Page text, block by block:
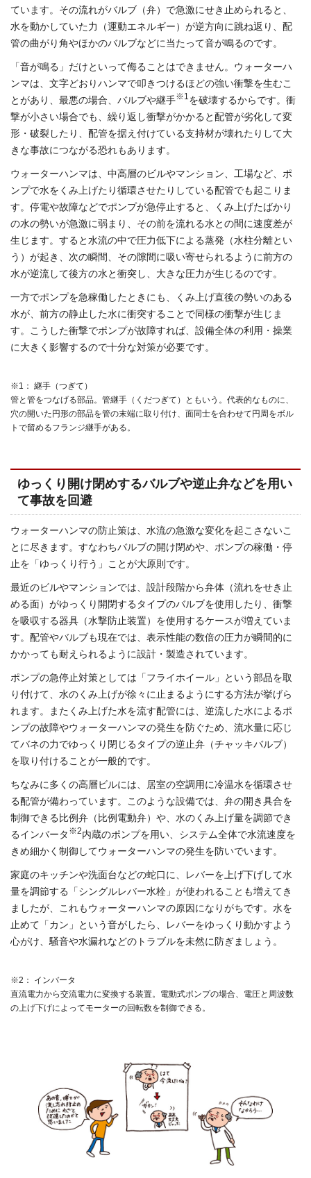
ています。その流れがバルブ（弁）で急激にせき止められると、
水を動かしていた力（運動エネルギー）が逆方向に跳ね返り、配
管の曲がり角やほかのバルブなどに当たって音が鳴るのです。
「音が鳴る」だけといって侮ることはできません。ウォーターハ
ンマは、文字どおりハンマで叩きつけるほどの強い衝撃を生むこ
とがあり、最悪の場合、バルブや継手※1を破壊するからです。衝
撃が小さい場合でも、繰り返し衝撃がかかると配管が劣化して変
形・破裂したり、配管を据え付けている支持材が壊れたりして大
きな事故につながる恐れもあります。
ウォーターハンマは、中高層のビルやマンション、工場など、ポ
ンプで水をくみ上げたり循環させたりしている配管でも起こりま
す。停電や故障などでポンプが急停止すると、くみ上げたばかり
の水の勢いが急激に弱まり、その前を流れる水との間に速度差が
生じます。すると水流の中で圧力低下による蒸発（水柱分離とい
う）が起き、次の瞬間、その隙間に吸い寄せられるように前方の
水が逆流して後方の水と衝突し、大きな圧力が生じるのです。
一方でポンプを急稼働したときにも、くみ上げ直後の勢いのある
水が、前方の静止した水に衝突することで同様の衝撃が生じま
す。こうした衝撃でポンプが故障すれば、設備全体の利用・操業
に大きく影響するので十分な対策が必要です。
※1： 継手（つぎて）
管と管をつなげる部品。管継手（くだつぎて）ともいう。代表的なものに、
穴の開いた円形の部品を管の末端に取り付け、面同士を合わせて円周をボル
トで留めるフランジ継手がある。
ゆっくり開け閉めするバルブや逆止弁などを用い
て事故を回避
ウォーターハンマの防止策は、水流の急激な変化を起こさないこ
とに尽きます。すなわちバルブの開け閉めや、ポンプの稼働・停
止を「ゆっくり行う」ことが大原則です。
最近のビルやマンションでは、設計段階から弁体（流れをせき止
める面）がゆっくり開閉するタイプのバルブを使用したり、衝撃
を吸収する器具（水撃防止装置）を使用するケースが増えていま
す。配管やバルブも現在では、表示性能の数倍の圧力が瞬間的に
かかっても耐えられるように設計・製造されています。
ポンプの急停止対策としては「フライホイール」という部品を取
り付けて、水のくみ上げが徐々に止まるようにする方法が挙げら
れます。またくみ上げた水を流す配管には、逆流した水によるポ
ンプの故障やウォーターハンマの発生を防ぐため、流水量に応じ
てバネの力でゆっくり閉じるタイプの逆止弁（チャッキバルブ）
を取り付けることが一般的です。
ちなみに多くの高層ビルには、居室の空調用に冷温水を循環させ
る配管が備わっています。このような設備では、弁の開き具合を
制御できる比例弁（比例電動弁）や、水のくみ上げ量を調節でき
るインバータ ※2内蔵のポンプを用い、システム全体で水流速度を
きめ細かく制御してウォーターハンマの発生を防いでいます。
家庭のキッチンや洗面台などの蛇口に、レバーを上げ下げして水
量を調節する「シングルレバー水栓」が使われることも増えてき
ましたが、これもウォーターハンマの原因になりがちです。水を
止めて「カン」という音がしたら、レバーをゆっくり動かすよう
心がけ、騒音や水漏れなどのトラブルを未然に防ぎましょう。
※2： インバータ
直流電力から交流電力に変換する装置。電動式ポンプの場合、電圧と周波数
の上げ下げによってモーターの回転数を制御できる。